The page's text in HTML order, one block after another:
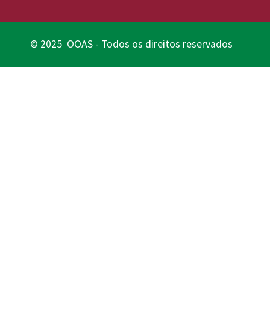
© 2025 OOAS - Todos os direitos reservados